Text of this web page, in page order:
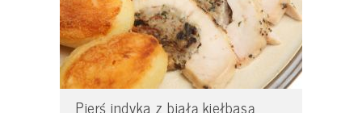
Pierś indyka z białą kiełbasą